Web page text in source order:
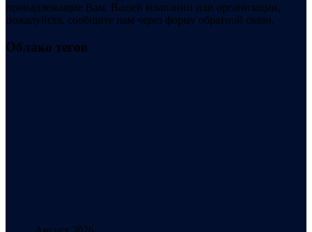
принадлежащие Вам, Вашей компании или организации,
пожалуйста, сообщите нам через форму обратной связи.
Облако тегов